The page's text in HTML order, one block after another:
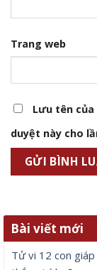
Trang web
Lưu tên
duyệt này cho
Bài viết mới
Tử vi 12 con